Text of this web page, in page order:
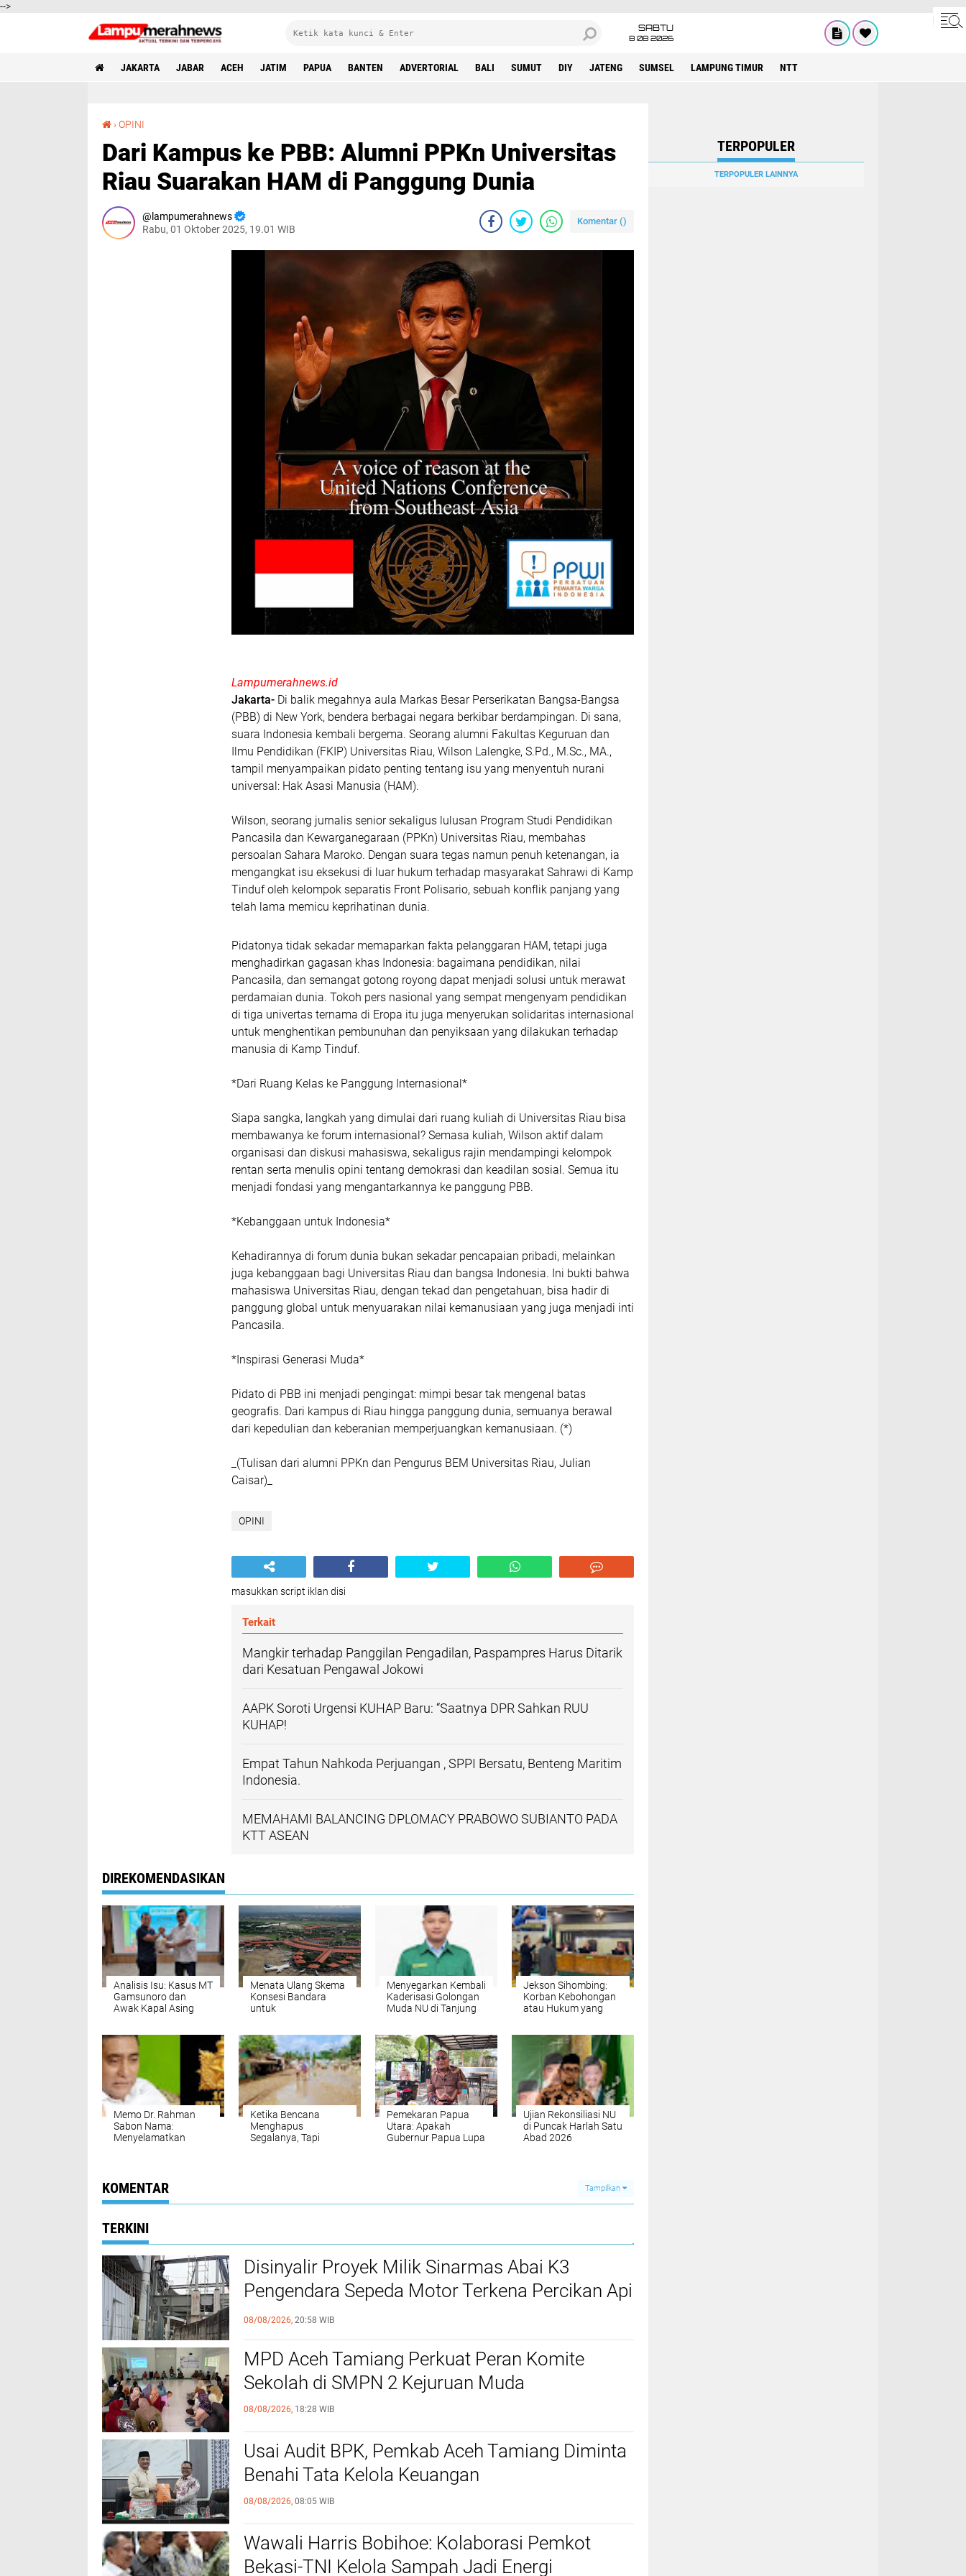
-->
SABTU
8 08 2026
JAKARTA JABAR ACEH JATIM PAPUA BANTEN ADVERTORIAL BALI SUMUT DIY JATENG SUMSEL LAMPUNG TIMUR NTT
›OPINI
Dari Kampus ke PBB: Alumni PPKn Universitas
Riau Suarakan HAM di Panggung Dunia
lampumerahnews
Rabu, 01 Oktober 2025, 19.01 WIB
Komentar ()
Lampumerahnews.id
Jakarta- Di balik megahnya aula Markas Besar Perserikatan Bangsa-Bangsa
(PBB) di New York, bendera berbagai negara berkibar berdampingan. Di sana,
suara Indonesia kembali bergema. Seorang alumni Fakultas Keguruan dan
Ilmu Pendidikan (FKIP) Universitas Riau, Wilson Lalengke, S.Pd., M.Sc., MA.,
tampil menyampaikan pidato penting tentang isu yang menyentuh nurani
universal: Hak Asasi Manusia (HAM).
Wilson, seorang jurnalis senior sekaligus lulusan Program Studi Pendidikan
Pancasila dan Kewarganegaraan (PPKn) Universitas Riau, membahas
persoalan Sahara Maroko. Dengan suara tegas namun penuh ketenangan, ia
mengangkat isu eksekusi di luar hukum terhadap masyarakat Sahrawi di Kamp
Tinduf oleh kelompok separatis Front Polisario, sebuah konflik panjang yang
telah lama memicu keprihatinan dunia.
Pidatonya tidak sekadar memaparkan fakta pelanggaran HAM, tetapi juga
menghadirkan gagasan khas Indonesia: bagaimana pendidikan, nilai
Pancasila, dan semangat gotong royong dapat menjadi solusi untuk merawat
perdamaian dunia. Tokoh pers nasional yang sempat mengenyam pendidikan
di tiga univertas ternama di Eropa itu juga menyerukan solidaritas internasional
untuk menghentikan pembunuhan dan penyiksaan yang dilakukan terhadap
manusia di Kamp Tinduf.
*Dari Ruang Kelas ke Panggung Internasional*
Siapa sangka, langkah yang dimulai dari ruang kuliah di Universitas Riau bisa
membawanya ke forum internasional? Semasa kuliah, Wilson aktif dalam
organisasi dan diskusi mahasiswa, sekaligus rajin mendampingi kelompok
rentan serta menulis opini tentang demokrasi dan keadilan sosial. Semua itu
menjadi fondasi yang mengantarkannya ke panggung PBB.
*Kebanggaan untuk Indonesia*
Kehadirannya di forum dunia bukan sekadar pencapaian pribadi, melainkan
juga kebanggaan bagi Universitas Riau dan bangsa Indonesia. Ini bukti bahwa
mahasiswa Universitas Riau, dengan tekad dan pengetahuan, bisa hadir di
panggung global untuk menyuarakan nilai kemanusiaan yang juga menjadi inti
Pancasila.
*Inspirasi Generasi Muda*
Pidato di PBB ini menjadi pengingat: mimpi besar tak mengenal batas
geografis. Dari kampus di Riau hingga panggung dunia, semuanya berawal
dari kepedulian dan keberanian memperjuangkan kemanusiaan. (*)
_(Tulisan dari alumni PPKn dan Pengurus BEM Universitas Riau, Julian
Caisar)_
OPINI
masukkan script iklan disi
Terkait
Mangkir terhadap Panggilan Pengadilan, Paspampres Harus Ditarik
dari Kesatuan Pengawal Jokowi
AAPK Soroti Urgensi KUHAP Baru: “Saatnya DPR Sahkan RUU
KUHAP!
Empat Tahun Nahkoda Perjuangan , SPPI Bersatu, Benteng Maritim
Indonesia.
MEMAHAMI BALANCING DPLOMACY PRABOWO SUBIANTO PADA
KTT ASEAN
DIREKOMENDASIKAN
Analisis Isu: Kasus MT
Gamsunoro dan
Awak Kapal Asing
Menata Ulang Skema
Konsesi Bandara
untuk
Penerbangan
Nasional
Menyegarkan Kembali
Kaderisasi Golongan
Muda NU di Tanjung
Jekson Sihombing:
Korban Kebohongan
atau Hukum yang
Memo Dr. Rahman
Sabon Nama:
Menyelamatkan
Ketika Bencana
Menghapus
Segalanya, Tapi
Pemekaran Papua
Utara: Apakah
Gubernur Papua Lupa
Ujian Rekonsiliasi NU
di Puncak Harlah Satu
Abad 2026
KOMENTAR Tampilkan
TERKINI
Disinyalir Proyek Milik Sinarmas Abai K3
Pengendara Sepeda Motor Terkena Percikan Api
Las
08/08/2026, 20:58 WIB
MPD Aceh Tamiang Perkuat Peran Komite
Sekolah di SMPN 2 Kejuruan Muda
08/08/2026, 18:28 WIB
Usai Audit BPK, Pemkab Aceh Tamiang Diminta
Benahi Tata Kelola Keuangan
08/08/2026, 08:05 WIB
Wawali Harris Bobihoe: Kolaborasi Pemkot
Bekasi-TNI Kelola Sampah Jadi Energi
TERPOPULER
TERPOPULER LAINNYA